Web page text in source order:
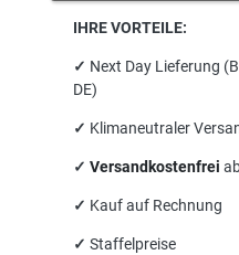
IHRE VORTEILE:
✓ Next Day Lieferung
DE)
✓ Klimaneutraler
✓ Versandkostenfrei
✓ Kauf auf Rechnung
✓ Staffelpreise